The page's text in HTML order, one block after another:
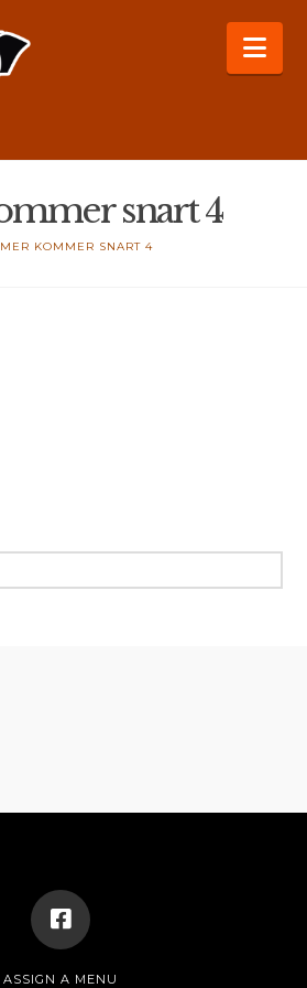
snart 4
MER KOMMER SNART 4
ASSIGN A MENU